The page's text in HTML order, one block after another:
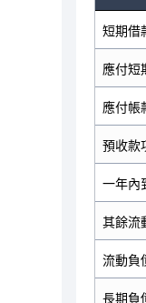
短期借
應付短
應付帳
預收款
一年內
其餘流
流動負
長期負